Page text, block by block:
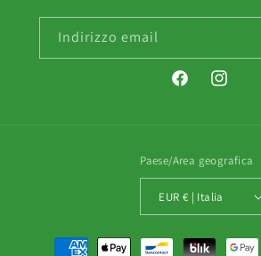
Indirizzo email
FacebookInstagram
Paese/Area geografica
EUR € | Italia
Metodi